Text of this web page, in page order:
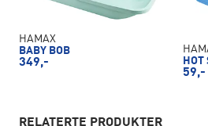
HAMAX
BABY BOB
349,-
HOT
59,-
RELATERTE PRODUKTER